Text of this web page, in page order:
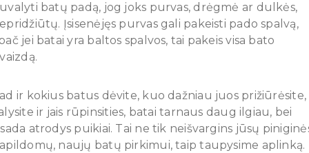
batų padą, jog joks purvas, drėgmė ar dulkės,
Įsisenėjęs purvas gali pakeisti pado spalvą,
jei batai yra baltos spalvos, tai pakeis visa bato
ir kokius batus dėvite, kuo dažniau juos prižiūrėsite,
ir jais rūpinsities, batai tarnaus daug ilgiau, bei
atrodys puikiai. Tai ne tik neišvargins jūsų
naujų batų pirkimui, taip taupysime aplinką.